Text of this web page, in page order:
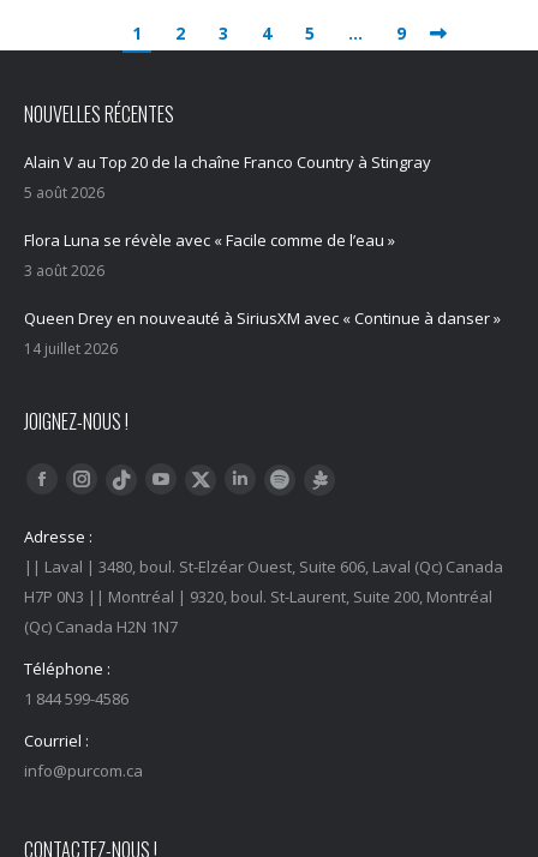
1 2 3 4 5 … 9
NOUVELLES RÉCENTES
Alain V au Top 20 de la chaîne Franco Country à Stingray
5 août 2026
Flora Luna se révèle avec « Facile comme de l’eau »
3 août 2026
Queen Drey en nouveauté à SiriusXM avec « Continue à danser »
14 juillet 2026
JOIGNEZ-NOUS !
Trouvez nous sur :
FacebookInstagram
Tiktok YouTubeTwitter LinkedInSpotify
Adresse :
|| Laval | 3480, boul. St-Elzéar Ouest, Suite 606, Laval (Qc) Canada
H7P 0N3 || Montréal | 9320, boul. St-Laurent, Suite 200, Montréal
(Qc) Canada H2N 1N7
Téléphone :
1 844 599-4586
Courriel :
info@purcom.ca
CONTACTEZ-NOUS !